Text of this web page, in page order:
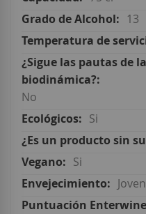
13
No
Si
Si
Joven